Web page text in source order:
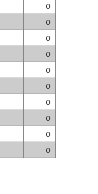
0
0
0
0
0
0
0
0
0
0